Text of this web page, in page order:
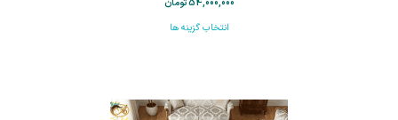
انتخاب گزینه ها